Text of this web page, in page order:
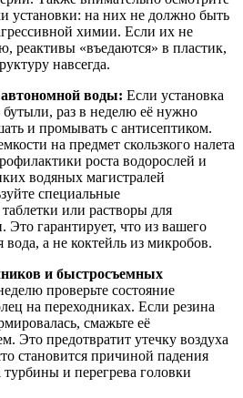
установки: на них не должно быть
химии. Если их не
реактивы «въедаются» в пластик,
навсегда.
воды: Если установка
бутыли, раз в неделю её нужно
и промывать с антисептиком.
на предмет скользкого налета
роста водорослей и
водяных магистралей
специальные
или растворы для
Это гарантирует, что из вашего
вода, а не коктейль из микробов.
и быстросъемных
проверьте состояние
на переходниках. Если резина
смажьте её
Это предотвратит утечку воздуха
становится причиной падения
и перегрева головки